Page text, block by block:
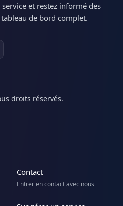
et restez informé des
de bord complet.
droits réservés.
Contact
Entrer en contact avec nous